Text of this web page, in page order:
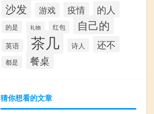
沙发 游戏 疫情 的人
的是 礼物 红包 自己的
英语 茶几 诗人 还不
都是 餐桌
猜你想看的文章